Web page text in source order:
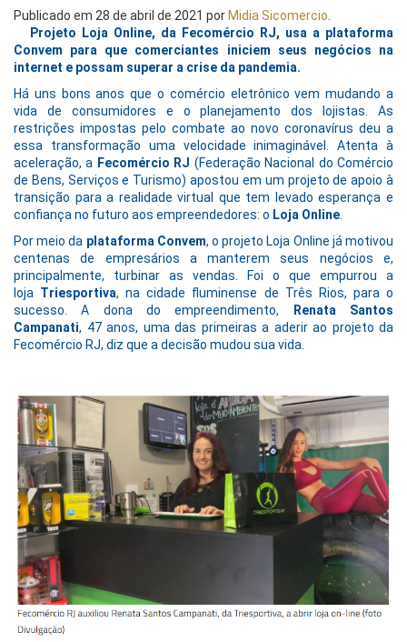
Publicado em 28 de abril de 2021 por Midia Sicomercio
Projeto Loja Online, da Fecomércio RJ, usa a plataforma
Convem para que comerciantes iniciem seus negócios na
internet e possam superar a crise da pandemia.
Há uns bons anos que o comércio eletrônico vem mudando a
vida de consumidores e o planejamento dos lojistas. As
restrições impostas pelo combate ao novo coronavírus deu a
essa transformação uma velocidade inimaginável. Atenta à
aceleração, a Fecomércio RJ (Federação Nacional do Comércio
de Bens, Serviços e Turismo) apostou em um projeto de apoio à
transição para a realidade virtual que tem levado esperança e
confiança no futuro aos empreendedores: o Loja Online
Por meio da plataforma Convem, o projeto Loja Online já motivou
centenas de empresários a manterem seus negócios e,
principalmente, turbinar as vendas. Foi o que empurrou a
loja Triesportiva, na cidade fluminense de Três Rios, para o
sucesso. A dona do empreendimento,
Renata Santos
Campanati, 47 anos, uma das primeiras a aderir ao projeto da
Fecomércio RJ, diz que a decisão mudou sua vida.